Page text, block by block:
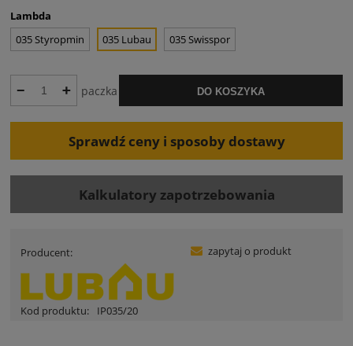
Lambda
035 Styropmin
035 Lubau 035 Swisspor
paczka DO KOSZYKA
Sprawdź ceny i sposoby dostawy
Kalkulatory zapotrzebowania
Producent:
Kod produktu: IP035/20
zapytaj o produkt